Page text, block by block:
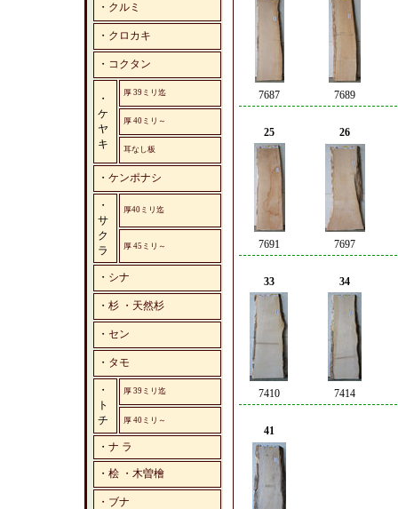
・ クルミ
・ クロカキ
・ コクタン
・
ケ
ヤ
キ
厚 39ミリ迄
厚 40ミリ～
耳なし板
・ ケンポナシ
・
サ
ク
ラ
厚40ミリ迄
厚 45ミリ～
・ シナ
・ 杉 ・天然杉
・ セン
・ タモ
・
ト
チ
厚 39ミリ迄
厚 40ミリ～
・ ナ ラ
・ 桧 ・木曽檜
・ブナ
7687 7689
25 26
7691 7697
33 34
7410 7414
41